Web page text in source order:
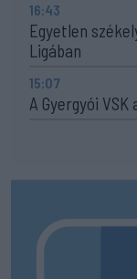
16:43
Egyetlen
Ligában
15:07
A Gyergyói